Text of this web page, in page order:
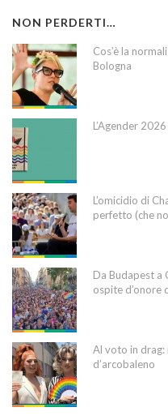
NON PERDERTI…
Cos’è la
Bologna
L’Agender
L’omicidio di
perfetto (che
Da Budapest a
ospite d’onore
Al voto in drag:
d’arcobaleno